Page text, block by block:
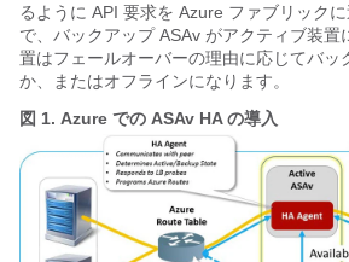
るように API 要求を Azure ファブリック
で、バックアップ ASAv がアクティブ装置
置はフェールオーバーの理由に応じてバッ
か、またはオフラインになります。
図 1. Azure での ASAv HA の導入